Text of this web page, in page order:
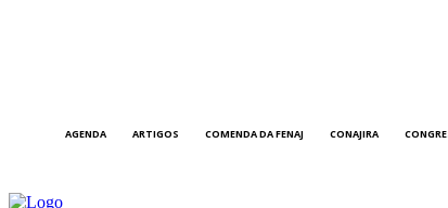
AGENDA ARTIGOS COMENDA DA FENAJ CONAJIRA